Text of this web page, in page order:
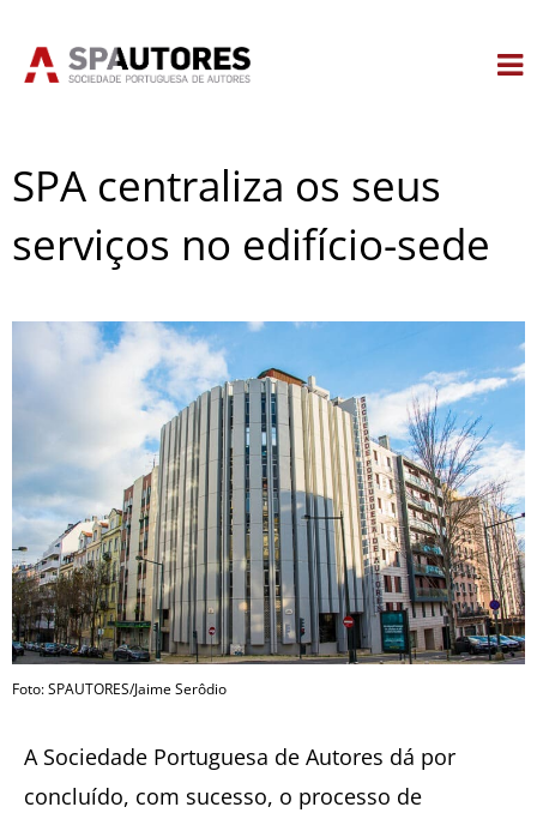
SPA centraliza os seus
serviços no edifício-sede
Foto: SPAUTORES/Jaime Serôdio
A Sociedade Portuguesa de Autores dá por
concluído, com sucesso, o processo de